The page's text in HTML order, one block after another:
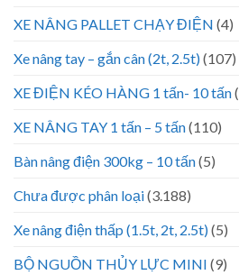
XE NÂNG PALLET CHẠY ĐIỆN (4)
Xe nâng tay – gắn cân (2t, 2.5t)(107)
XE ĐIỆN KÉO HÀNG 1 tấn- 10 tấn
XE NÂNG TAY 1 tấn – 5 tấn(110)
Bàn nâng điện 300kg – 10 tấn(5)
Chưa được phân loại(3.188)
Xe nâng điện thấp (1.5t, 2t, 2.5t)(5)
BỘ NGUỒN THỦY LỰC MINI (9)